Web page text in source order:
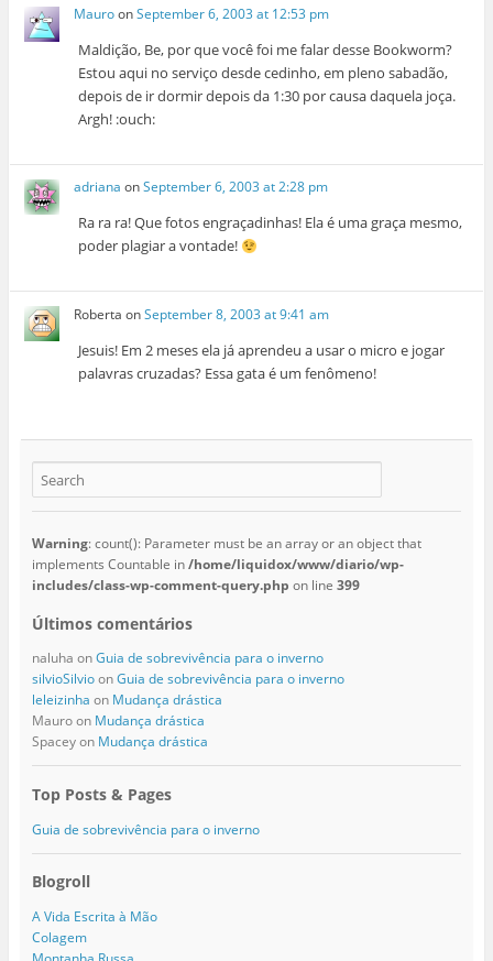
MauroonSeptember 6, 2003 at 12:53 pm
Maldição, Be, por que você foi me falar desse Bookworm?
Estou aqui no serviço desde cedinho, em pleno sabadão,
depois de ir dormir depois da 1:30 por causa daquela joça.
Argh! :ouch:
adriana onSeptember 6, 2003 at 2:28 pm
Ra ra ra! Que fotos engraçadinhas! Ela é uma graça mesmo,
poder plagiar a vontade!
Roberta onSeptember 8, 2003 at 9:41 am
Jesuis! Em 2 meses ela já aprendeu a usar o micro e jogar
palavras cruzadas? Essa gata é um fenômeno!
Warning: count(): Parameter must be an array or an object that
implements Countable in/home/liquidox/www/diario/wp-
includes/class-wp-comment-query.php on line 399
Últimos comentários
naluha onGuia de sobrevivência para o inverno
silvioSilvioonGuia de sobrevivência para o inverno
leleizinha on Mudança drástica
Mauroon Mudança drástica
Spaceyon Mudança drástica
Top Posts & Pages
Guia de sobrevivência para o inverno
Blogroll
A Vida Escrita à Mão
Colagem